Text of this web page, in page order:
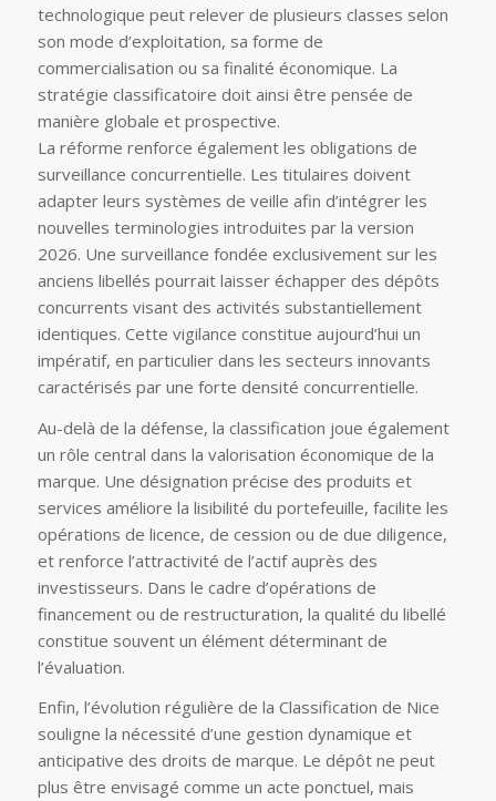
technologique peut relever de plusieurs classes selon
son mode d’exploitation, sa forme de
commercialisation ou sa finalité économique. La
stratégie classificatoire doit ainsi être pensée de
manière globale et prospective.
La réforme renforce également les obligations de
surveillance concurrentielle. Les titulaires doivent
adapter leurs systèmes de veille afin d’intégrer les
nouvelles terminologies introduites par la version
2026. Une surveillance fondée exclusivement sur les
anciens libellés pourrait laisser échapper des dépôts
concurrents visant des activités substantiellement
identiques. Cette vigilance constitue aujourd’hui un
impératif, en particulier dans les secteurs innovants
caractérisés par une forte densité concurrentielle.
Au-delà de la défense, la classification joue également
un rôle central dans la valorisation économique de la
marque. Une désignation précise des produits et
services améliore la lisibilité du portefeuille, facilite les
opérations de licence, de cession ou de due diligence,
et renforce l’attractivité de l’actif auprès des
investisseurs. Dans le cadre d’opérations de
financement ou de restructuration, la qualité du libellé
constitue souvent un élément déterminant de
l’évaluation.
Enfin, l’évolution régulière de la Classification de Nice
souligne la nécessité d’une gestion dynamique et
anticipative des droits de marque. Le dépôt ne peut
plus être envisagé comme un acte ponctuel, mais